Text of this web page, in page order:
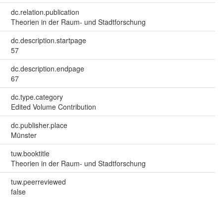
dc.relation.publication
Theorien in der Raum- und Stadtforschung
dc.description.startpage
57
dc.description.endpage
67
dc.type.category
Edited Volume Contribution
dc.publisher.place
Münster
tuw.booktitle
Theorien in der Raum- und Stadtforschung
tuw.peerreviewed
false